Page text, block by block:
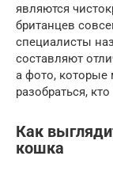
являются
британцев
специалисты
составляют
а фото, которые
разобраться,
Как
кошка